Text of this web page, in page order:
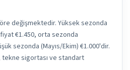
değişmektedir. Yüksek sezonda
€1.450, orta sezonda
sezonda (Mayıs/Ekim) €1.000'dir.
sigortası ve standart